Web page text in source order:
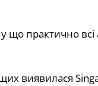
практично всі
виявилася